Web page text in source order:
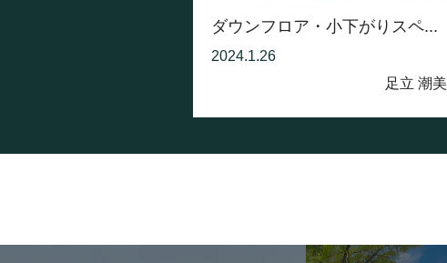
ダウンフロア・小下がりスペ...
2024.1.26
足立 潮美